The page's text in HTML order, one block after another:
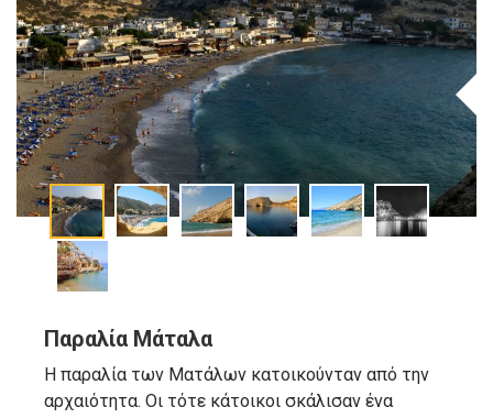
Παραλία Μάταλα
Η παραλία των Ματάλων κατοικούνταν από την
αρχαιότητα. Οι τότε κάτοικοι σκάλισαν ένα